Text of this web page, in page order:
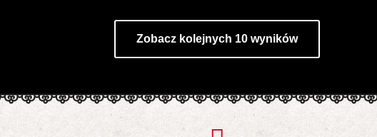
Zobacz kolejnych 10 wyników